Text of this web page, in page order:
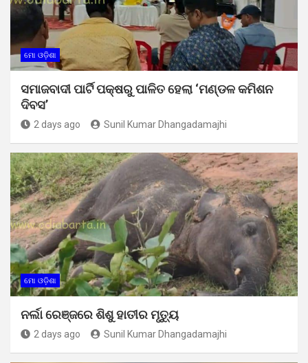
ମୋ ଓଡ଼ିଶା
ସମାଜବାଦୀ ପାର୍ଟି ପକ୍ଷରୁ ପାଳିତ ହେଲା ‘ମଣ୍ଡଳ କମିଶନ
ଦିବସ’
2 days ago Sunil Kumar Dhangadamajhi
ମୋ ଓଡ଼ିଶା
ନର୍ଲା ରେଞ୍ଜରେ ଶିଶୁ ହାତୀର ମୃତ୍ୟୁ
2 days ago Sunil Kumar Dhangadamajhi